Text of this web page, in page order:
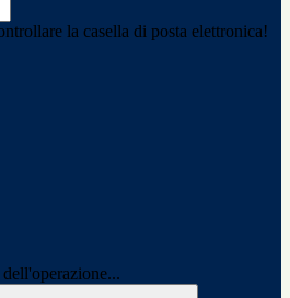
la casella di posta elettronica!